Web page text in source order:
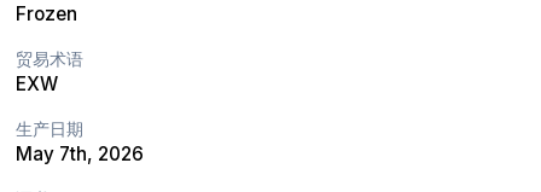
Frozen
贸易术语
EXW
生产日期
May 7th, 2026